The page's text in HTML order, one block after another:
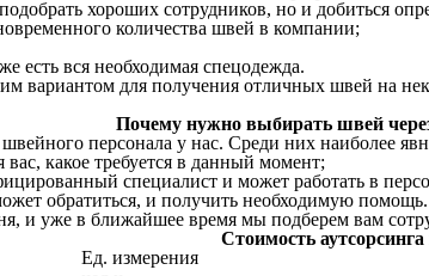
хороших сотрудников, но и добиться
количества швей в компании;
есть вся необходимая спецодежда.
вариантом для получения отличных швей на
Почему нужно выбирать швей
персонала у нас. Среди них наиболее
какое требуется в данный момент;
специалист и может работать в
обратиться, и получить необходимую помощь.
и уже в ближайшее время мы подберем вам
Стоимость
Ед. измерения